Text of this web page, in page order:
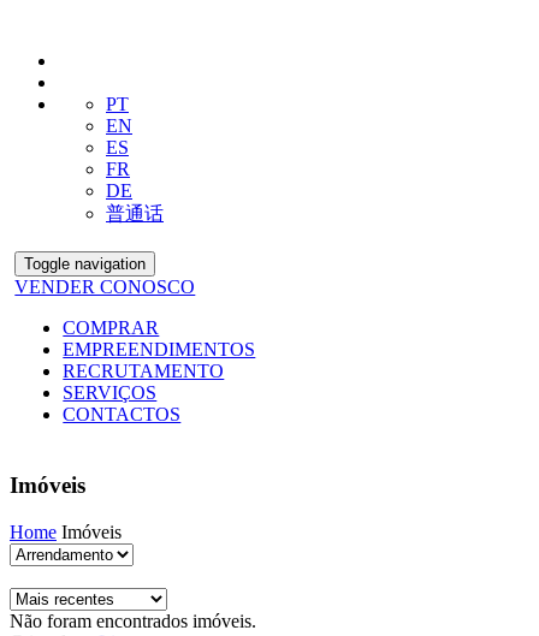
PT
EN
ES
FR
DE
普通话
Toggle navigation
VENDER CONOSCO
COMPRAR
EMPREENDIMENTOS
RECRUTAMENTO
SERVIÇOS
CONTACTOS
Imóveis
Home Imóveis
Não foram encontrados imóveis.